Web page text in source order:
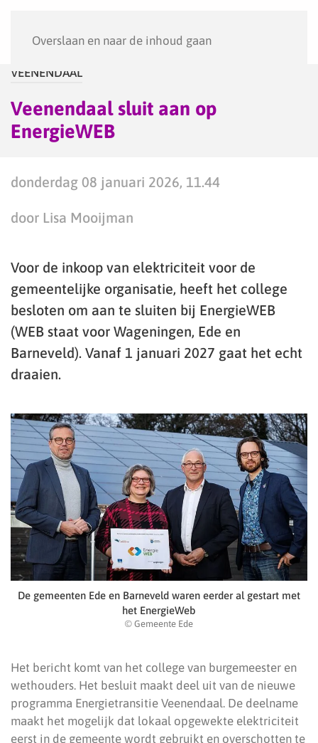
Overslaan en naar de inhoud gaan
VEENENDAAL
Veenendaal sluit aan op
EnergieWEB
donderdag 08 januari 2026, 11.44
door Lisa Mooijman
Voor de inkoop van elektriciteit voor de
gemeentelijke organisatie, heeft het college
besloten om aan te sluiten bij EnergieWEB
(WEB staat voor Wageningen, Ede en
Barneveld). Vanaf 1 januari 2027 gaat het echt
draaien.
De gemeenten Ede en Barneveld waren eerder al gestart met
het EnergieWeb
© Gemeente Ede
Het bericht komt van het college van burgemeester en
wethouders. Het besluit maakt deel uit van de nieuwe
programma Energietransitie Veenendaal. De deelname
maakt het mogelijk dat lokaal opgewekte elektriciteit
eerst in de gemeente wordt gebruikt en overschotten te